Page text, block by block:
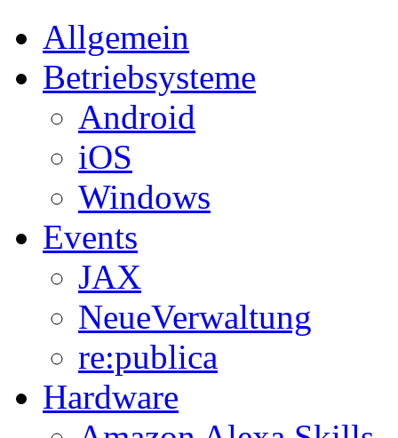
Allgemein
Betriebsysteme
Android
iOS
Windows
Events
JAX
NeueVerwaltung
re:publica
Hardware